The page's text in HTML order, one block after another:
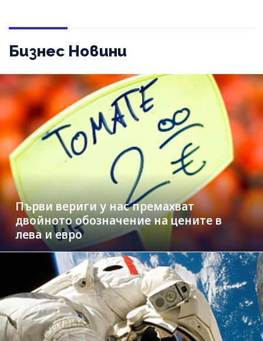
Бизнес Новини
Първи вериги у нас премахват
двойното обозначение на цените в
лева и евро